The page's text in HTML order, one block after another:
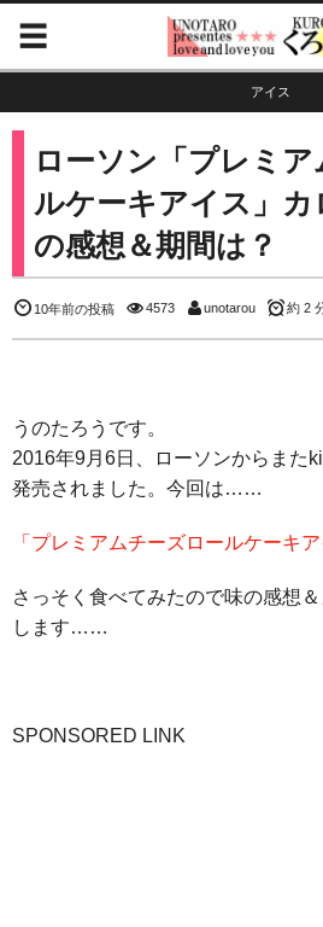
アイス
ローソン「プレミ
ルケーキアイス」カ
の感想＆期間は？
10年前の投稿 4573 unotarou 約 2
うのたろうです。
2016年9月6日、ローソンからまた
発売されました。今回は……
「プレミアムチーズロールケーキア
さっそく食べてみたので味の感想
します……
SPONSORED LINK